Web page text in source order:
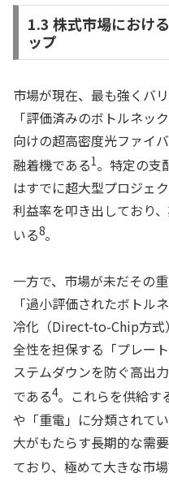
1.3 株式市場におけ
ップ
市場が現在、最も強くバ
「評価済みのボトルネッ
向けの超高密度光ファイ
融着機である1。特定の支
はすでに超大型プロジェ
利益率を叩き出しており
いる8。
一方で、市場が未だその
「過小評価されたボトル
冷化（Direct-to-Chip方式
全性を担保する「プレー
ステムダウンを防ぐ高出
である4。これらを供給す
や「重電」に分類されて
大がもたらす長期的な需
ており、極めて大きな市